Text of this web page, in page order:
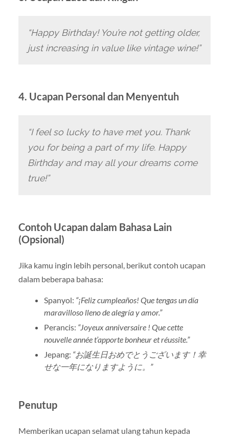
“Happy Birthday! You’re not getting older,
just increasing in value like vintage wine!”
4. Ucapan Personal dan Menyentuh
“I feel so lucky to have met you. Thank
you for being a part of my life. Happy
Birthday and may all your dreams come
true!”
Contoh Ucapan dalam Bahasa Lain
(Opsional)
Jika kamu ingin lebih personal, berikut contoh ucapan
dalam beberapa bahasa:
Spanyol: “¡Feliz cumpleaños! Que tengas un día
maravilloso lleno de alegría y amor.”
Perancis: “Joyeux anniversaire ! Que cette
nouvelle année t’apporte bonheur et réussite.”
Jepang: “お誕生日おめでとうございます！幸
せな一年になりますように。”
Penutup
Memberikan ucapan selamat ulang tahun kepada